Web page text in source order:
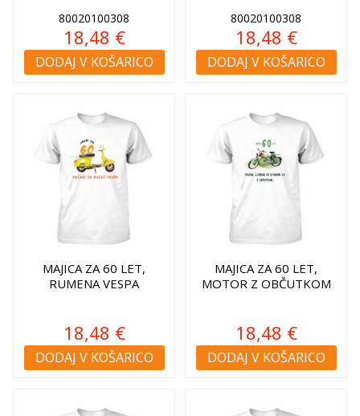
80020100308
18,48 €
DODAJ V KOŠARICO
80020100308
18,48 €
DODAJ V KOŠARICO
MAJICA ZA 60 LET,
RUMENA VESPA
18,48 €
DODAJ V KOŠARICO
MAJICA ZA 60 LET,
MOTOR Z OBČUTKOM
18,48 €
DODAJ V KOŠARICO